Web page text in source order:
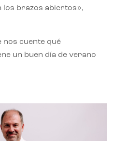
los brazos abiertos»,
nos cuente qué
un buen día de verano